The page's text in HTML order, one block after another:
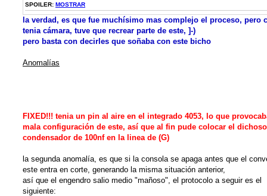
SPOILER: MOSTRAR
la verdad, es que fue muchísimo mas complejo el proceso, pero
tenia cámara, tuve que recrear parte de este, ]-)
pero basta con decirles que soñaba con este bicho
Anomalías
FIXED!!! tenia un pin al aire en el integrado 4053, lo que
mala configuración de este, así que al fin pude colocar el dichoso
condensador de 100nf en la linea de (G)
la segunda anomalía, es que si la consola se apaga antes que el
este entra en corte, generando la misma situación anterior,
así que el engendro salio medio "mañoso", el protocolo a seguir es el
siguiente: